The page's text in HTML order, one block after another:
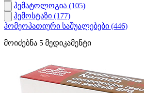
ჰემატოლოგია (105)
ჰემოსტაზი (177)
ჰომეოპათიური საშუალებები (446)
მოიძებნა 5 მედიკამენტი